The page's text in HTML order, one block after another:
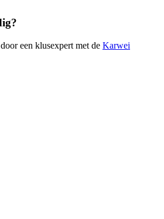
een klusexpert met de Karwei